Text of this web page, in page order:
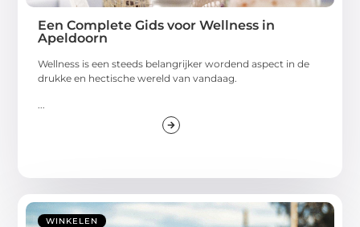
Een Complete Gids voor Wellness in
Apeldoorn
Wellness is een steeds belangrijker wordend aspect in de
drukke en hectische wereld van vandaag.
WINKELEN